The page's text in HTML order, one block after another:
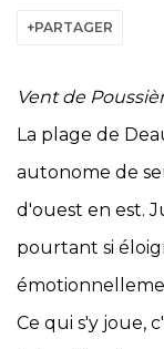
PARTAGER
Vent de
La plage de
autonome de
d'ouest en est.
pourtant si
Ce qui s'y joue,